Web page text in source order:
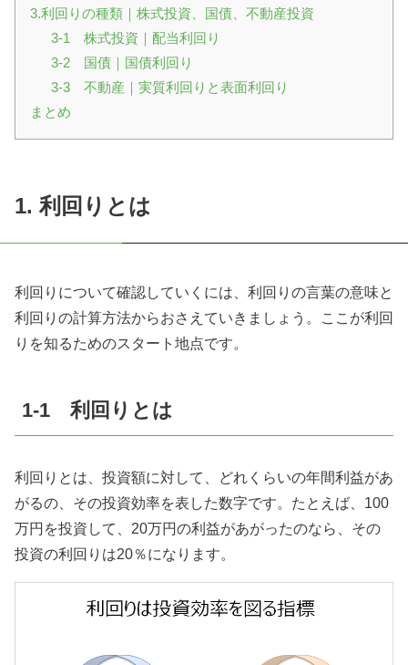
3.利回りの種類｜株式投資、国債、不動産投資
3-1 株式投資｜配当利回り
3-2 国債｜国債利回り
3-3 不動産｜実質利回りと表面利回り
まとめ
1. 利回りとは
利回りについて確認していくには、利回りの言葉の意味と
利回りの計算方法からおさえていきましょう。ここが利回
りを知るためのスタート地点です。
1-1 利回りとは
利回りとは、投資額に対して、どれくらいの年間利益があ
がるの、その投資効率を表した数字です。たとえば、100
万円を投資して、20万円の利益があがったのなら、その
投資の利回りは20％になります。